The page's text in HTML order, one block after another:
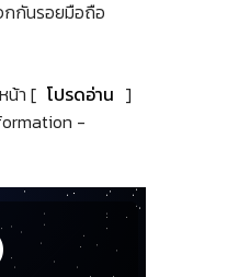
กันรอยมือถือ
น้า [ โปรดอ่าน ]
-